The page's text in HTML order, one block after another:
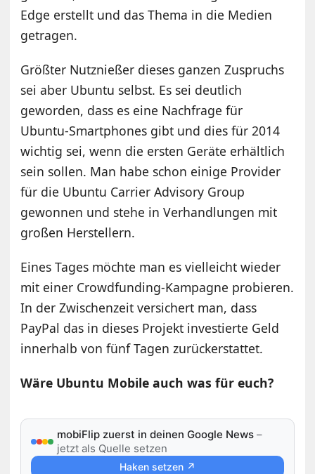
Edge erstellt und das Thema in die Medien
getragen.
Größter Nutznießer dieses ganzen Zuspruchs
sei aber Ubuntu selbst. Es sei deutlich
geworden, dass es eine Nachfrage für
Ubuntu-Smartphones gibt und dies für 2014
wichtig sei, wenn die ersten Geräte erhältlich
sein sollen. Man habe schon einige Provider
für die Ubuntu Carrier Advisory Group
gewonnen und stehe in Verhandlungen mit
großen Herstellern.
Eines Tages möchte man es vielleicht wieder
mit einer Crowdfunding-Kampagne probieren.
In der Zwischenzeit versichert man, dass
PayPal das in dieses Projekt investierte Geld
innerhalb von fünf Tagen zurückerstattet.
Wäre Ubuntu Mobile auch was für euch?
mobiFlip zuerst in deinen Google News –
jetzt als Quelle setzen
Haken setzen ↗